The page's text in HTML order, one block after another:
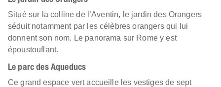
Situé sur la colline de l’Aventin, le jardin des Orangers
séduit notamment par les célèbres orangers qui lui
donnent son nom. Le panorama sur Rome y est
époustouflant.
Le parc des Aqueducs
Ce grand espace vert accueille les vestiges de sept